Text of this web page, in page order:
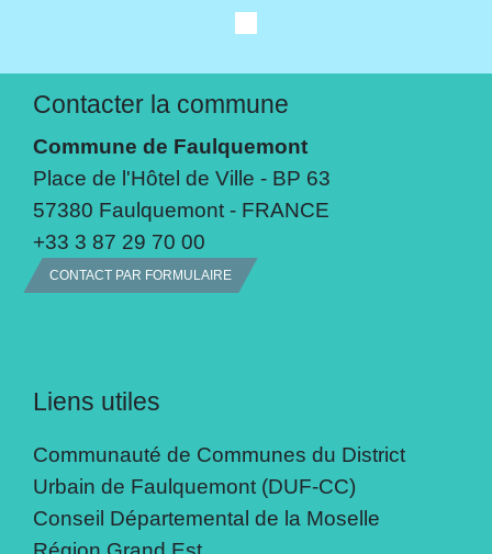
Contacter la commune
Commune de Faulquemont
Place de l'Hôtel de Ville - BP 63
57380 Faulquemont - FRANCE
+33 3 87 29 70 00
CONTACT PAR FORMULAIRE
Liens utiles
Communauté de Communes du District
Urbain de Faulquemont (DUF-CC)
Conseil Départemental de la Moselle